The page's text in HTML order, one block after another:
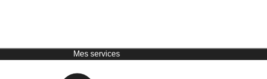
Mes services